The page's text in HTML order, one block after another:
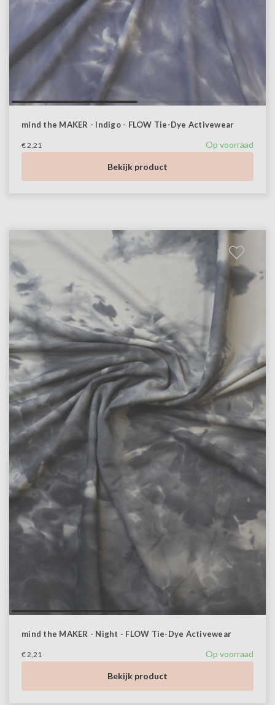
mind the MAKER - Indigo - FLOW Tie-Dye Activewear
€ 2,21 Op voorraad
Bekijk product
mind the MAKER - Night - FLOW Tie-Dye Activewear
€ 2,21 Op voorraad
Bekijk product